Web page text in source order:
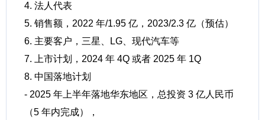
4. 法人代表
5. 销售额，2022 年/1.95 亿，2023/2.3 亿（预估）
6. 主要客户，三星、LG、现代汽车等
7. 上市计划，2024 年 4Q 或者 2025 年 1Q
8. 中国落地计划
- 2025 年上半年落地华东地区，总投资 3 亿人民币
（5 年内完成），